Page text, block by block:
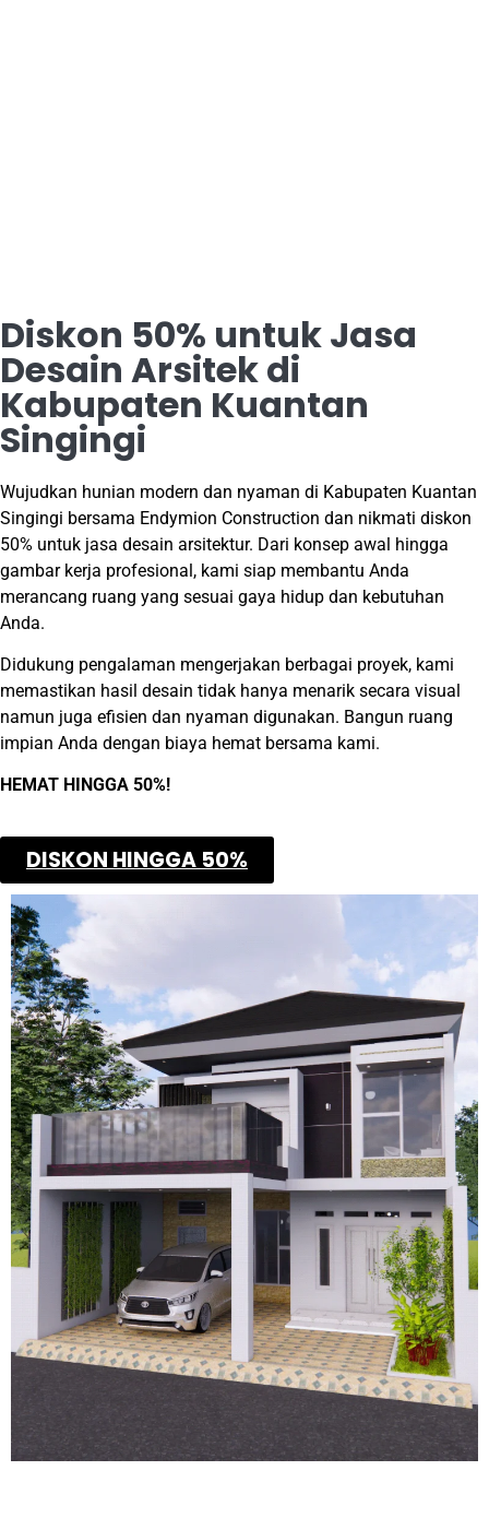
Diskon 50% untuk Jasa
Desain Arsitek di
Kabupaten Kuantan
Singingi
Wujudkan hunian modern dan nyaman di Kabupaten Kuantan
Singingi bersama Endymion Construction dan nikmati diskon
50% untuk jasa desain arsitektur. Dari konsep awal hingga
gambar kerja profesional, kami siap membantu Anda
merancang ruang yang sesuai gaya hidup dan kebutuhan
Anda.
Didukung pengalaman mengerjakan berbagai proyek, kami
memastikan hasil desain tidak hanya menarik secara visual
namun juga efisien dan nyaman digunakan. Bangun ruang
impian Anda dengan biaya hemat bersama kami.
HEMAT HINGGA 50%!
DISKON HINGGA 50%